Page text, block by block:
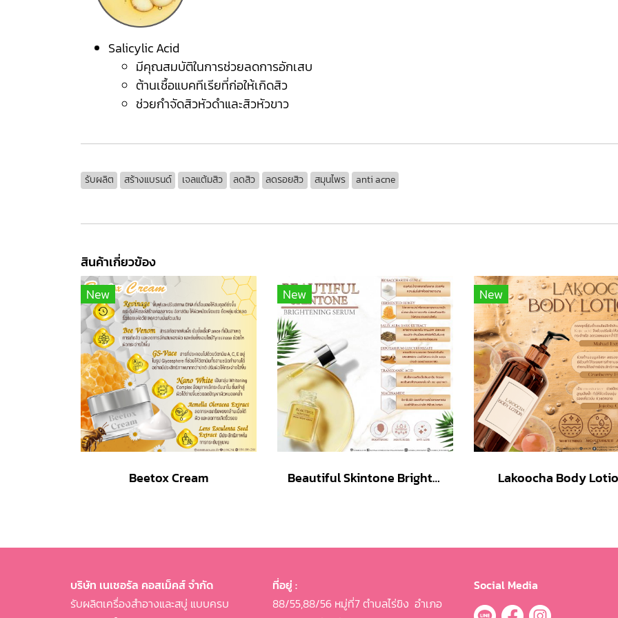
Salicylic Acid
มีคุณสมบัติในการช่วยลดการอักเสบ
ต้านเชื้อแบคทีเรียที่ก่อให้เกิดสิว
ช่วยกำจัดสิวหัวดำและสิวหัวขาว
รับผลิต สร้างแบรนด์ เจลแต้มสิว ลดสิว ลดรอยสิว สมุนไพร anti acne
สินค้าเกี่ยวข้อง
New
Beetox Cream
New
Beautiful Skintone Brightening Serum
New
Lakoocha Body
บริษัท เนเชอรัล คอสเม็คส์ จำกัด
รับผลิตเครื่องสำอางและสบู่ แบบครบ
ที่อยู่ :
88/55,88/56 หมู่ที่7 ตำบลไร่ขิง อำเภอ
Social Media